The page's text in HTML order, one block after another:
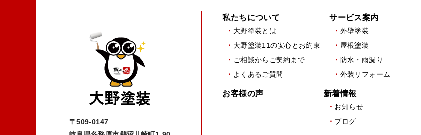
〒509-0147
私たちについて
大野塗装とは
大野塗装11の安心とお約束
ご相談からご契約まで
よくあるご質問
サービス案内
外壁塗装
屋根塗装
防水・雨漏り
外装リフォーム
お客様の声 新着情報
お知らせ
ブログ